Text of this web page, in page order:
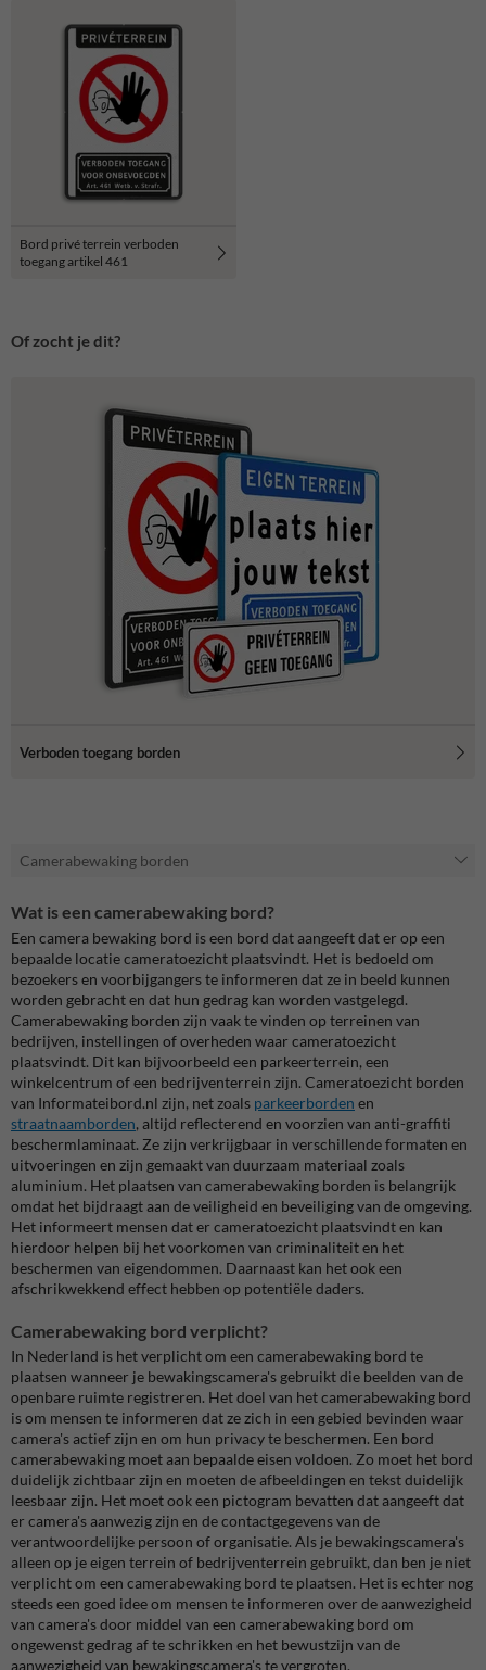
Bord privé terrein verboden
toegang artikel 461
Of zocht je dit?
Verboden toegang borden
Camerabewaking borden
Wat is een camerabewaking bord?
Een camera bewaking bord is een bord dat aangeeft dat er op een
bepaalde locatie cameratoezicht plaatsvindt. Het is bedoeld om
bezoekers en voorbijgangers te informeren dat ze in beeld kunnen
worden gebracht en dat hun gedrag kan worden vastgelegd.
Camerabewaking borden zijn vaak te vinden op terreinen van
bedrijven, instellingen of overheden waar cameratoezicht
plaatsvindt. Dit kan bijvoorbeeld een parkeerterrein, een
winkelcentrum of een bedrijventerrein zijn. Cameratoezicht borden
van Informateibord.nl zijn, net zoals parkeerborden en
straatnaamborden, altijd reflecterend en voorzien van anti-graffiti
beschermlaminaat. Ze zijn verkrijgbaar in verschillende formaten en
uitvoeringen en zijn gemaakt van duurzaam materiaal zoals
aluminium. Het plaatsen van camerabewaking borden is belangrijk
omdat het bijdraagt aan de veiligheid en beveiliging van de omgeving.
Het informeert mensen dat er cameratoezicht plaatsvindt en kan
hierdoor helpen bij het voorkomen van criminaliteit en het
beschermen van eigendommen. Daarnaast kan het ook een
afschrikwekkend effect hebben op potentiële daders.
Camerabewaking bord verplicht?
In Nederland is het verplicht om een camerabewaking bord te
plaatsen wanneer je bewakingscamera's gebruikt die beelden van de
openbare ruimte registreren. Het doel van het camerabewaking bord
is om mensen te informeren dat ze zich in een gebied bevinden waar
camera's actief zijn en om hun privacy te beschermen. Een bord
camerabewaking moet aan bepaalde eisen voldoen. Zo moet het bord
duidelijk zichtbaar zijn en moeten de afbeeldingen en tekst duidelijk
leesbaar zijn. Het moet ook een pictogram bevatten dat aangeeft dat
er camera's aanwezig zijn en de contactgegevens van de
verantwoordelijke persoon of organisatie. Als je bewakingscamera's
alleen op je eigen terrein of bedrijventerrein gebruikt, dan ben je niet
verplicht om een camerabewaking bord te plaatsen. Het is echter nog
steeds een goed idee om mensen te informeren over de aanwezigheid
van camera's door middel van een camerabewaking bord om
ongewenst gedrag af te schrikken en het bewustzijn van de
aanwezigheid van bewakingscamera's te vergroten.